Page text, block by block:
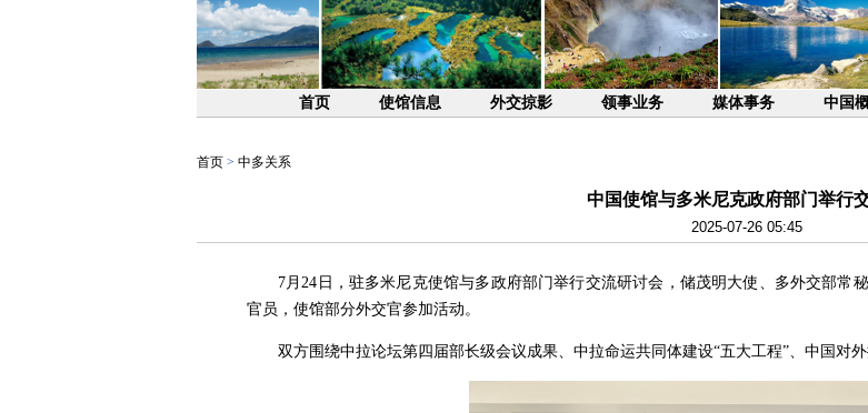
首页 使馆信息 外交掠影 领事业务 媒体事务 中国
首页> 中多关系
中国使馆与多米尼克政府部门举行
2025-07-26 05:45
7月24日，驻多米尼克使馆与多政府部门举行交流研讨会，储茂明大使、多外交部常
官员，使馆部分外交官参加活动。
双方围绕中拉论坛第四届部长级会议成果、中拉命运共同体建设“五大工程”、中国对